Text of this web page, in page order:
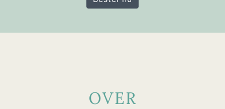
OVER